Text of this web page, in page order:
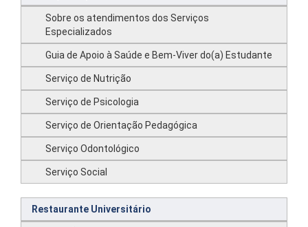
Sobre os atendimentos dos Serviços
Especializados
Guia de Apoio à Saúde e Bem-Viver do(a) Estudante
Serviço de Nutrição
Serviço de Psicologia
Serviço de Orientação Pedagógica
Serviço Odontológico
Serviço Social
Restaurante Universitário